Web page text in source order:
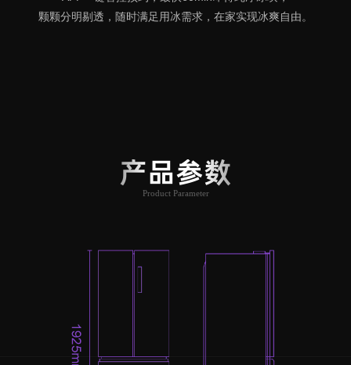
颗颗分明剔透，随时满足用冰需求，在家实现冰爽自由。
产品参数
Product Parameter